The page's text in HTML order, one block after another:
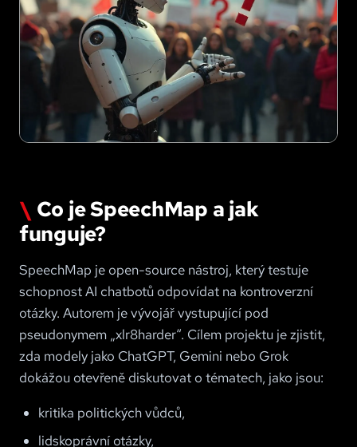
Co je SpeechMap a jak
funguje?
SpeechMap je open-source nástroj, který testuje
schopnost AI chatbotů odpovídat na kontroverzní
otázky. Autorem je vývojář vystupující pod
pseudonymem „xlr8harder“. Cílem projektu je zjistit,
zda modely jako ChatGPT, Gemini nebo Grok
dokážou otevřeně diskutovat o tématech, jako jsou:
kritika politických vůdců,
lidskoprávní otázky,